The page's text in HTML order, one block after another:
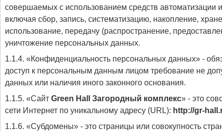
совершаемых с использованием средств автоматизации
включая сбор, запись, систематизацию, накопление,
использование, передачу (распространение,
уничтожение персональных данных.
1.1.4. «Конфиденциальность персональных данных» -
доступ к персональным данным лицом требование не
данных или наличия иного законного основания.
1.1.5. «Сайт Green Hall Загородный комплекс» - это
сети Интернет по уникальному адресу (URL): http://gr-
1.1.6. «Субдомены» - это страницы или совокупность